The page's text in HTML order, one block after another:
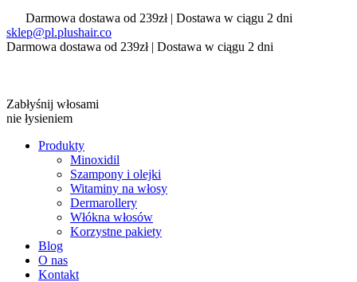
Darmowa dostawa od 239zł | Dostawa w ciągu 2 dni
sklep@pl.plushair.co
Darmowa dostawa od 239zł | Dostawa w ciągu 2 dni
Zabłyśnij włosami
nie łysieniem
Produkty
Minoxidil
Szampony i olejki
Witaminy na włosy
Dermarollery
Włókna włosów
Korzystne pakiety
Blog
O nas
Kontakt